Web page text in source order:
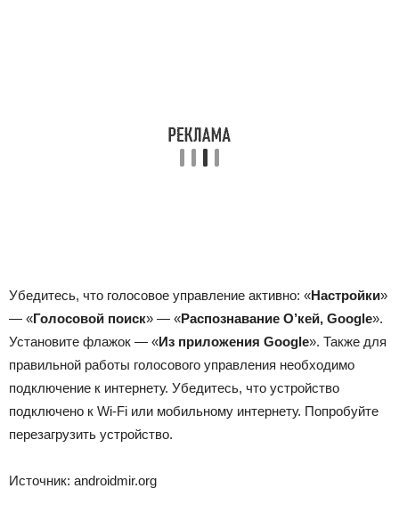
Убедитесь, что голосовое управление активно: «Настройки»
— «Голосовой поиск» — «Распознавание О’кей, Google».
Установите флажок — «Из приложения Google». Также для
правильной работы голосового управления необходимо
подключение к интернету. Убедитесь, что устройство
подключено к Wi-Fi или мобильному интернету. Попробуйте
перезагрузить устройство.
Источник: androidmir.org